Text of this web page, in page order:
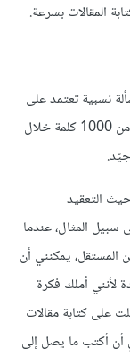
نسبية تعتمد على
الشخص نفسه، لكن إن كان باستطاعتك كتابة مقالة من 1000 كلمة خلال
التعقيد
المثال، عندما
يمكنني أن
لأنني أملك فكرة
على كتابة مقالات
أن أكتب ما يصل إلى